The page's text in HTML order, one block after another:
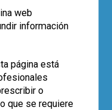
, SEMiPyP
web
información
página está
o
que se requiere